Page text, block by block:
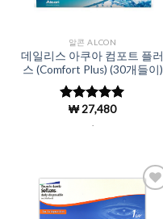
알콘 ALCON
데일리스 아쿠아 컴포트 플러
스 (Comfort Plus) (30개들이)
5 중에서
로 평
₩27,480
Add to
Wishlist